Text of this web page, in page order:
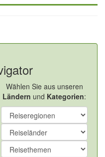
Wählen Sie aus unseren
Ländern und Kategorien: